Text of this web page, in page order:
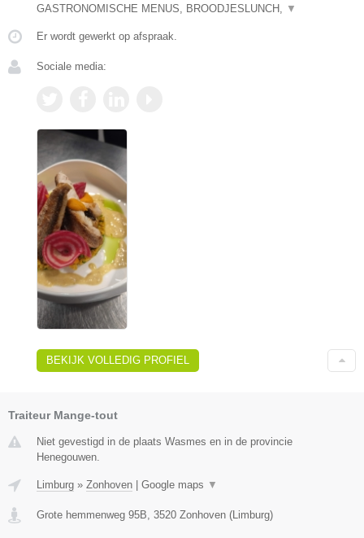
GASTRONOMISCHE MENUS, BROODJESLUNCH,
▼
Er wordt gewerkt op afspraak.
Sociale media:
BEKIJK VOLLEDIG PROFIEL
Traiteur Mange-tout
Niet gevestigd in de plaats Wasmes en in de provincie
Henegouwen.
Limburg » Zonhoven Google maps ▼
Grote hemmenweg 95B, 3520 Zonhoven (Limburg)